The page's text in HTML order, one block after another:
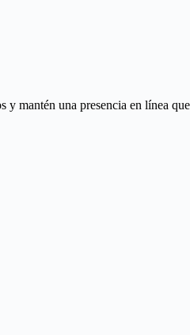
y mantén una presencia en línea